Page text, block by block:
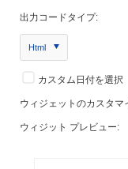
出力コードタイプ:
Html
カスタム日付を選択
ウィジェットのカスタマ
ウィジット プレビュー: